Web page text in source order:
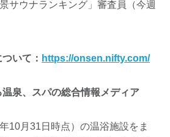
サウナランキング」審査員（今週
いて： https://onsen.nifty.com/
泉、スパの総合情報メディア
10月31日時点）の温浴施設をま